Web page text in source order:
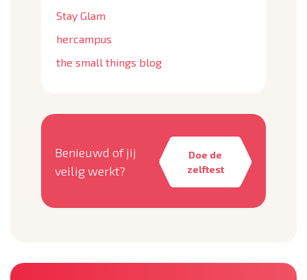
Stay Glam
hercampus
the small things blog
Benieuwd of jij
veilig werkt?
Doe de
zelftest